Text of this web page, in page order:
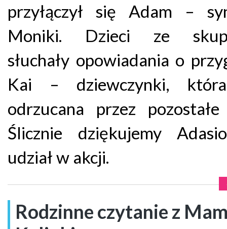
przyłączył się Adam –
Moniki. Dzieci ze
słuchały opowiadania o
Kai – dziewczynki,
odrzucana przez pozostałe
Ślicznie dziękujemy
udział w akcji.
Rodzinne czytanie z